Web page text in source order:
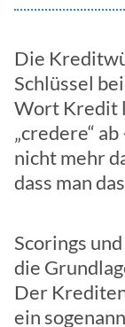
Die
Schlüssel
Wort Kredit
„credere“
nicht mehr
dass man das
Scorings
die
Der
ein